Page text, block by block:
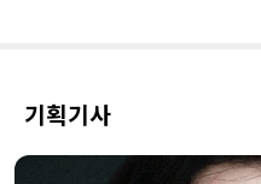
기획기사